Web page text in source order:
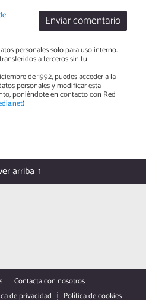
Enviar comentario
personales solo para uso interno.
a terceros sin tu
de 1992, puedes acceder a la
personales y modificar esta
poniéndote en contacto con Red
)
arriba ↑
Contacta con nosotros
de privacidad Política de cookies